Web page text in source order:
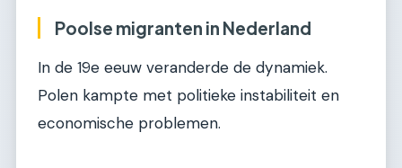
Poolse migranten in Nederland
In de 19e eeuw veranderde de dynamiek.
Polen kampte met politieke instabiliteit en
economische problemen.